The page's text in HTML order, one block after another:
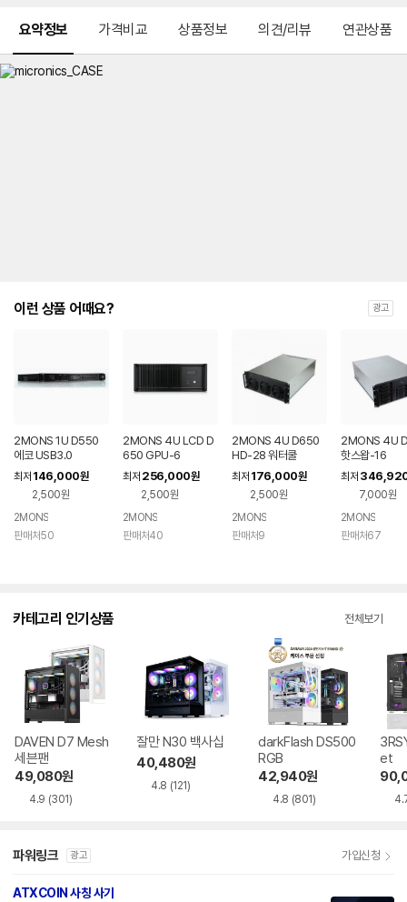
요약정보 가격비교 상품정보 의견/리뷰 연관상품
이런 상품 어때요? 광고
2MONS 1U D550
에코 USB3.0
최저 146,000원
2,500원
2MONS
판매처50
2MONS 4U LCD D
650 GPU-6
최저 256,000원
2,500원
2MONS
판매처40
2MONS 4U D650
HD-28 워터쿨
최저 176,000원
2,500원
2MONS
판매처9
2MONS 4U
핫스왑-16
최저
7,000원
2MONS
판매처67
카테고리 인기상품 전체보기
DAVEN D7 Mesh
세븐팬
49,080원
4.9 (301)
잘만 N30 백사십
40,480원
4.8 (121)
darkFlash DS500
RGB
42,940원
4.8 (801)
et
파워링크 광고 가입신청
ATXCOIN 사칭 사기